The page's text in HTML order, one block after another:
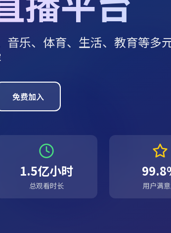
乐、体育、生活、教育等多
免费加入
1.5亿小时
总观看时长 用户满